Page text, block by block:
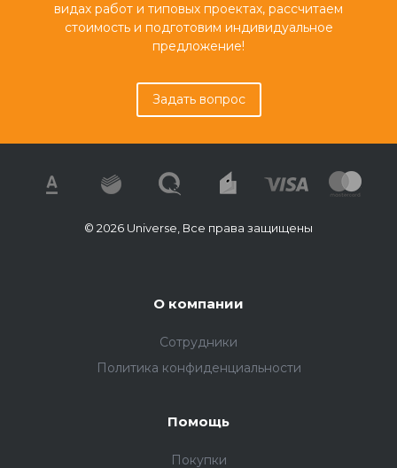
видах работ и типовых проектах, рассчитаем
стоимость и подготовим индивидуальное
предложение!
Задать вопрос
© 2026 Universe, Все права защищены
О компании
Сотрудники
Политика конфиденциальности
Помощь
Покупки